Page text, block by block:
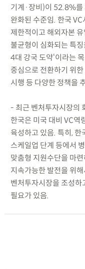
기계·장비)이 52.8%를
완화된 수준임. 한국
제한적이고 해외자본
불균형이 심화되는 특
4대 강국 도약‘이라는
중심으로 전환하기 위
시행 등 다양한 정책을
- 최근 벤처투자시장의
한국은 미국 대비 VC역
육성하고 있음. 특히, 한
스케일업 단계 등에서
맞춤형 지원수단을 마
지속가능한 발전을 위
벤처투자시장을 조성
필요가 있음.